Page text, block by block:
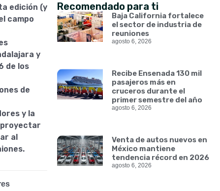
edición (y
campo
y
de los
de
y la
al
Recomendado para ti
Baja California fortalece
el sector de industria de
reuniones
agosto 6, 2026
Recibe Ensenada 130 mil
pasajeros más en
cruceros durante el
primer semestre del año
agosto 6, 2026
Venta de autos nuevos en
México mantiene
tendencia récord en 2026
agosto 6, 2026